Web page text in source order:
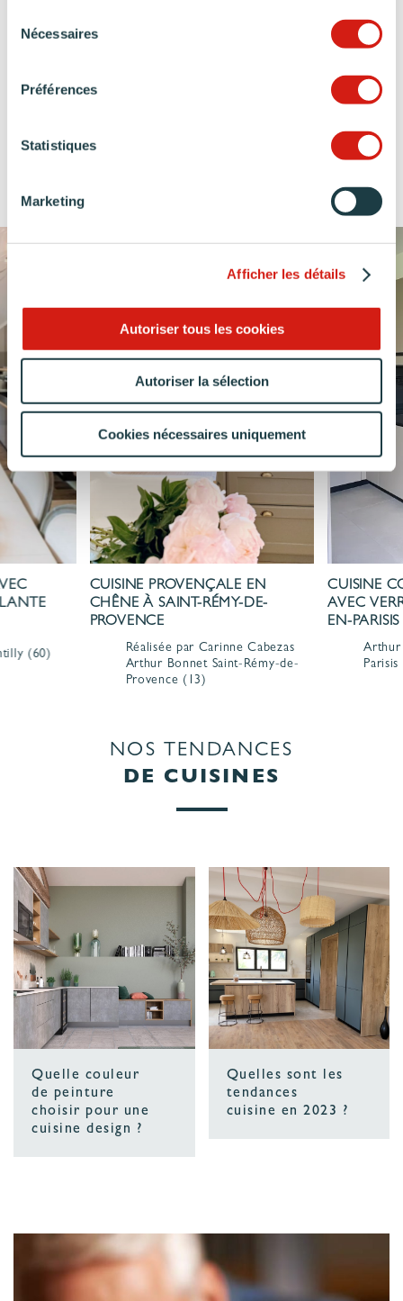
Nécessaires
Préférences
Statistiques
Marketing
Afficher les détails
Autoriser tous les cookies
Autoriser la sélection
Cookies nécessaires uniquement
sur-mesure
DE CUISINES TAUPE
(60)
CUISINE PROVENÇALE EN
CHÊNE À SAINT-RÉMY-DE-
PROVENCE
Réalisée par Carinne Cabezas
Arthur Bonnet Saint-Rémy-de-
Provence (13)
CUISINE
AVEC
EN-PARISIS
Arthur
Parisis
NOS TENDANCES
DE CUISINES
Quelle couleur
de peinture
choisir pour une
cuisine design ?
Quelles sont les
tendances
cuisine en 2023 ?